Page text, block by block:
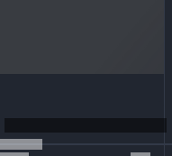
etkileşimler ile çok daha